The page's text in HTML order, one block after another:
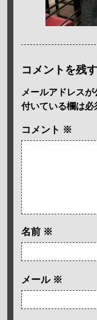
コメントを残す
メールアドレスが
付いている欄は必
コメント ※
名前 ※
メール ※